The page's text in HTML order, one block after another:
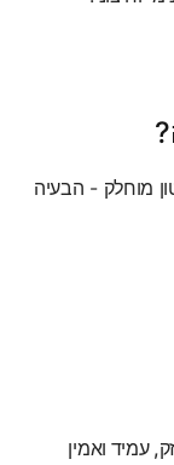
מוחלק - הבעיה
עמיד ואמין